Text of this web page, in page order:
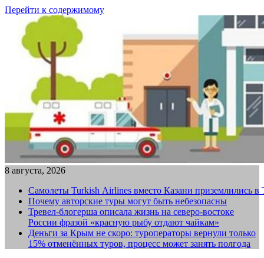
Перейти к содержимому
8 августа, 2026
Самолеты Turkish Airlines вместо Казани приземлились в
Почему авторские туры могут быть небезопасны
Тревел-блогерша описала жизнь на северо-востоке
России фразой «красную рыбу отдают чайкам»
Деньги за Крым не скоро: туроператоры вернули только
15% отменённых туров, процесс может занять полгода